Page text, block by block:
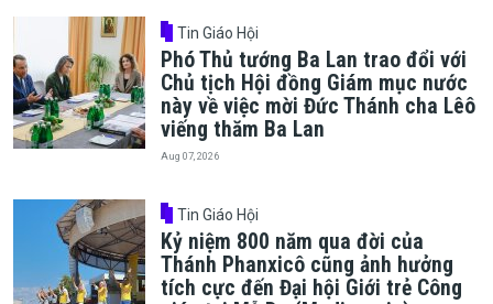
Tin Giáo Hội
Phó Thủ tướng Ba Lan trao đổi với
Chủ tịch Hội đồng Giám mục nước
này về việc mời Đức Thánh cha Lêô
viếng thăm Ba Lan
Aug 07, 2026
Tin Giáo Hội
Kỷ niệm 800 năm qua đời của
Thánh Phanxicô cũng ảnh hưởng
tích cực đến Đại hội Giới trẻ Công